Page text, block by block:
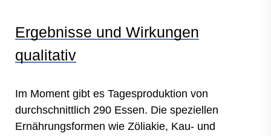
Ergebnisse und Wirkungen
qualitativ
Im Moment gibt es Tagesproduktion von
durchschnittlich 290 Essen. Die speziellen
Ernährungsformen wie Zöliakie, Kau- und